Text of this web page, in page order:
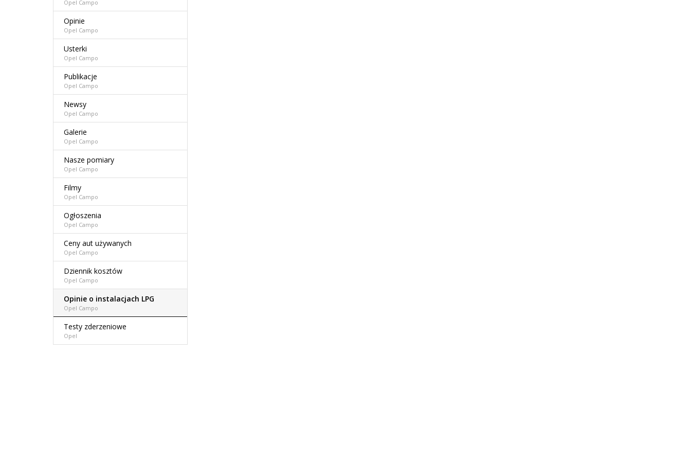
Opel Campo
Opinie
Opel Campo
Usterki
Opel Campo
Publikacje
Opel Campo
Newsy
Opel Campo
Galerie
Opel Campo
Nasze pomiary
Opel Campo
Filmy
Opel Campo
Ogłoszenia
Opel Campo
Ceny aut używanych
Opel Campo
Dziennik kosztów
Opel Campo
Opinie o instalacjach LPG
Opel Campo
Testy zderzeniowe
Opel